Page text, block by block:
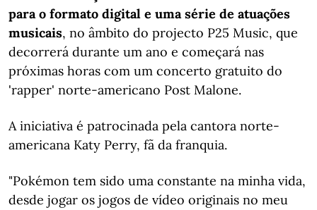
para o formato digital e uma série de atuações
musicais, no âmbito do projecto P25 Music, que
decorrerá durante um ano e começará nas
próximas horas com um concerto gratuito do
'rapper' norte-americano Post Malone.
A iniciativa é patrocinada pela cantora norte-
americana Katy Perry, fã da franquia.
"Pokémon tem sido uma constante na minha vida,
desde jogar os jogos de vídeo originais no meu